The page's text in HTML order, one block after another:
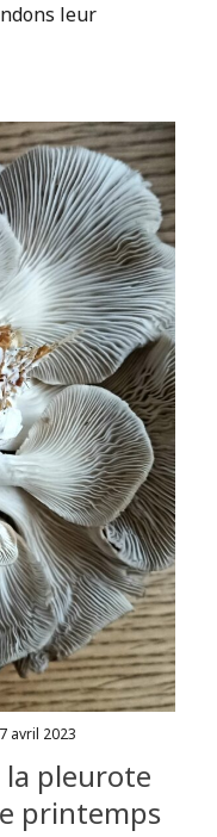
leur
avril 2023
la pleurote
printemps